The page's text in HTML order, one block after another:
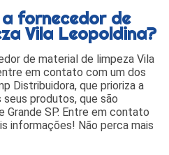
fornecedor de
Vila Leopoldina?
de material de limpeza Vila
em contato com um dos
Distribuidora, que prioriza a
produtos, que são
Grande SP. Entre em contato
informações! Não perca mais